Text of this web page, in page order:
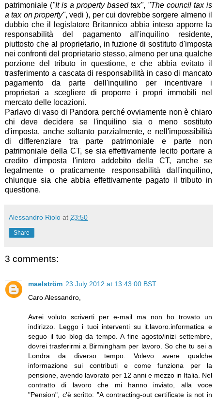
patrimoniale ("It is a property based tax", "The council tax is
a tax on property", vedi ), per cui dovrebbe sorgere almeno il
dubbio che il legislatore Britannico abbia inteso apporre la
responsabilità del pagamento all'inquilino residente,
piuttosto che al proprietario, in fuzione di sostituto d'imposta
nei confronti del proprietario stesso, almeno per una qualche
porzione del tributo in questione, e che abbia evitato il
trasferimento a cascata di responsabilità in caso di mancato
pagamento da parte dell'inquilino per incentivare i
proprietari a scegliere di proporre i propri immobili nel
mercato delle locazioni.
Parlavo di vaso di Pandora perché ovviamente non è chiaro
chi deve decidere se l'inquilino sia o meno sostituto
d'imposta, anche soltanto parzialmente, e nell'impossibilità
di differenziare tra parte patrimoniale e parte non
patrimoniale della CT, se sia effettivamente lecito portare a
credito d'imposta l'intero addebito della CT, anche se
legalmente o praticamente responsabilità dall'inquilino,
chiunque sia che abbia effettivamente pagato il tributo in
questione.
Alessandro Riolo at 23:50
Share
3 comments:
maelström 23 July 2012 at 13:43:00 BST
Caro Alessandro,
Avrei voluto scriverti per e-mail ma non ho trovato un
indirizzo. Leggo i tuoi interventi su it.lavoro.informatica e
seguo il tuo blog da tempo. A fine agosto/inizi settembre,
dovrei trasferirmi a Birmingham per lavoro. So che tu sei a
Londra da diverso tempo. Volevo avere qualche
informazione sui contributi e come funziona per la
pensione, avendo lavorato per 12 anni e mezzo in Italia. Nel
contratto di lavoro che mi hanno inviato, alla voce
"Pension", c'è scritto: "A contracting-out certificate is not in